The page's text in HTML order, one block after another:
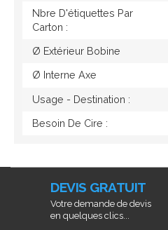
Nbre D'étiquettes Par
Carton :
Ø Extérieur Bobine
Ø Interne Axe
Usage - Destination :
Besoin De Cire :
DEVIS GRATUIT
Votre demande de devis
en quelques clics...